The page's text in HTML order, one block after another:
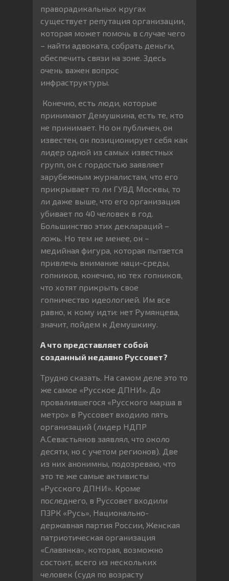
праворадикальных кругах
существует репутация организации,
которая может помочь в случае чего
– найти адвоката, собрать деньги,
обеспечить связи на зоне. Здесь
очень важен вопрос
инфраструктуры.
Конечно, есть люди, которые
принимают Демушкина, есть те, кто
не принимает. Но он публичен, он
известен, он позиционирует себя как
лидер одной из самых известных
групп, он с гордостью заявляет
зарубежным журналистам, что его
прикрывает то ли ГУВД Москвы, то
ли даже выше, что его организация
убивает по 40 человек в год.
Большинство этих деклараций –
ложь. Но тем не менее, он –
медийная фигура, которая пытается
привлечь внимание наци-среды,
гопников, конечно, но тех гопников,
что хотят прикрыть свое
гопничество идеологией. Им все
равно, к кому идти: нет Румянцева,
значит, пойдем к Демушкину.
А что представляет собой
созданный недавно Руссовет?
Трудно сказать. На самом деле это то
же самое «Русское ДПНИ». До
провалившегося «Русского марша в
метро» в Руссовет входило пять
организаций (лидер НДПР
А.Севастьянов заявлял, что около
десяти, но с учетом регионов). Две
из них анонимны, подозреваю, что
это те же самые активисты
«Русского ДПНИ». Кроме
последнего, в Руссовет входили
ПЗРК «Русь», Национально-
державная партия России, Женская
патриотическая организация
«Славянка», которая, возможно
состоит, всего из нескольких
человек (судя по возрасту